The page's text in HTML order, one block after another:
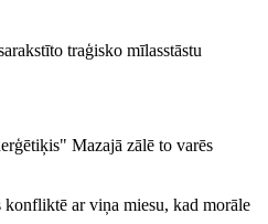
traģisko mīlasstāstu
Mazajā zālē to varēs
ar viņa miesu, kad morāle